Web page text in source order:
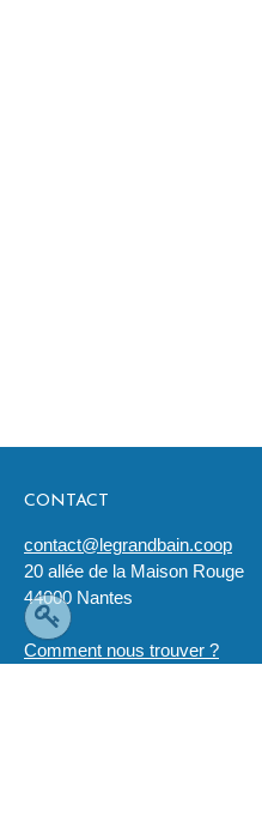
CONTACT
contact@legrandbain.coop
20 allée de la Maison Rouge
44000 Nantes
Comment nous trouver ?